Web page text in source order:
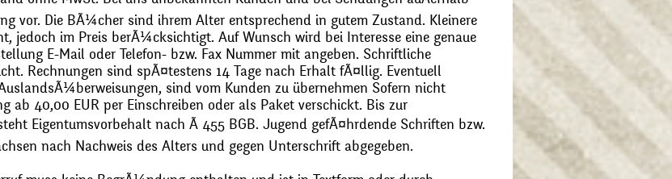
vor. Die BÃ¼cher sind ihrem Alter entsprechend in gutem Zustand. Kleinere
jedoch im Preis berÃ¼cksichtigt. Auf Wunsch wird bei Interesse eine genaue
E-Mail oder Telefon- bzw. Fax Nummer mit angeben. Schriftliche
Rechnungen sind spÃ¤testens 14 Tage nach Erhalt fÃ¤llig. Eventuell
sind vom Kunden zu übernehmen Sofern nicht
ab 40,00 EUR per Einschreiben oder als Paket verschickt. Bis zur
Eigentumsvorbehalt nach Ã 455 BGB. Jugend gefÃ¤hrdende Schriften bzw.
nach Nachweis des Alters und gegen Unterschrift abgegeben.